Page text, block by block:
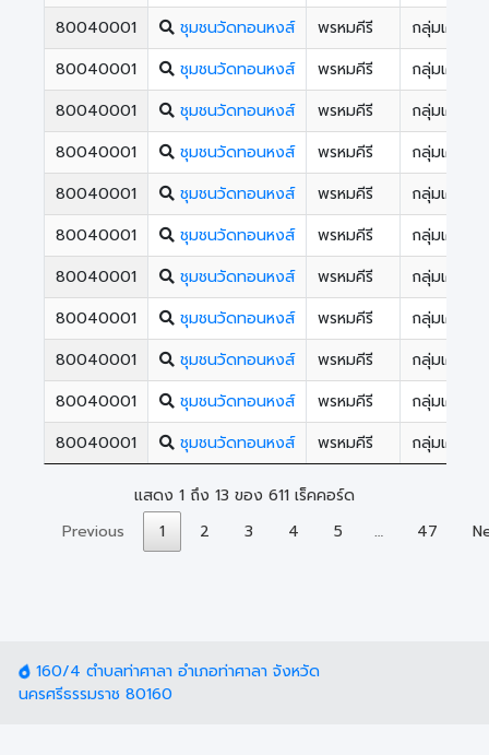
80040001
ชุมชนวัดทอนหงส์ พรหมคีรี
กลุ่มเครือ
80040001
ชุมชนวัดทอนหงส์ พรหมคีรี
กลุ่มเครือ
80040001
ชุมชนวัดทอนหงส์ พรหมคีรี
กลุ่มเครือ
80040001
ชุมชนวัดทอนหงส์ พรหมคีรี
กลุ่มเครือ
80040001
ชุมชนวัดทอนหงส์ พรหมคีรี
กลุ่มเครือ
80040001
ชุมชนวัดทอนหงส์ พรหมคีรี
กลุ่มเครือ
80040001
ชุมชนวัดทอนหงส์ พรหมคีรี
กลุ่มเครือ
80040001
ชุมชนวัดทอนหงส์ พรหมคีรี
กลุ่มเครือ
80040001
ชุมชนวัดทอนหงส์ พรหมคีรี
กลุ่มเครือ
80040001
ชุมชนวัดทอนหงส์ พรหมคีรี
กลุ่มเครือ
80040001
ชุมชนวัดทอนหงส์ พรหมคีรี กลุ่มเครือ
แสดง 1 ถึง 13 ของ 611 เร็คคอร์ด
Previous
1 2 3 4 5 … 47
160/4 ตำบลท่าศาลา อำเภอท่าศาลา จังหวัด
นครศรีธรรมราช 80160